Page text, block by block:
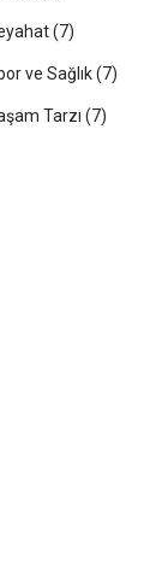
(7)
ve Sağlık(7)
Tarzı (7)